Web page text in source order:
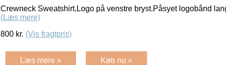
Crewneck Sweatshirt.Logo på venstre bryst.Påsyet logobånd
(Læs mere)
800 kr. (Vis fragtpris)
Læs mere » Køb nu »